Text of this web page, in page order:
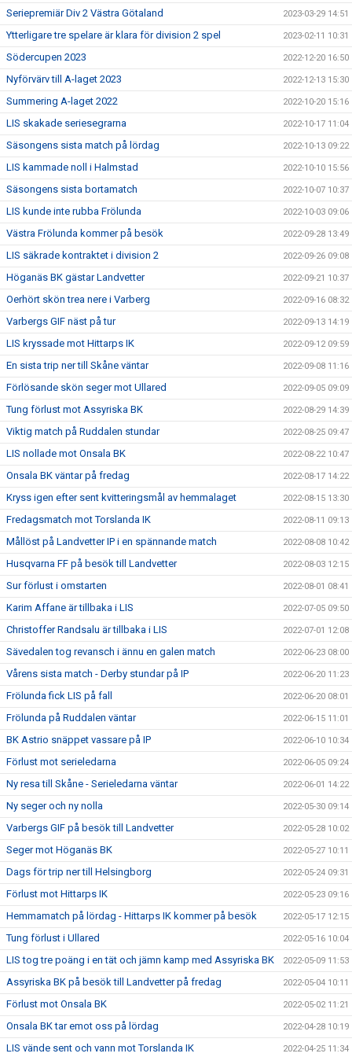
Seriepremiär Div 2 Västra Götaland 2023-03-29 14:51
Ytterligare tre spelare är klara för division 2 spel 2023-02-11 10:31
Södercupen 2023 2022-12-20 16:50
Nyförvärv till A-laget 2023 2022-12-13 15:30
Summering A-laget 2022 2022-10-20 15:16
LIS skakade seriesegrarna 2022-10-17 11:04
Säsongens sista match på lördag 2022-10-13 09:22
LIS kammade noll i Halmstad 2022-10-10 15:56
Säsongens sista bortamatch 2022-10-07 10:37
LIS kunde inte rubba Frölunda 2022-10-03 09:06
Västra Frölunda kommer på besök 2022-09-28 13:49
LIS säkrade kontraktet i division 2 2022-09-26 09:08
Höganäs BK gästar Landvetter 2022-09-21 10:37
Oerhört skön trea nere i Varberg 2022-09-16 08:32
Varbergs GIF näst på tur 2022-09-13 14:19
LIS kryssade mot Hittarps IK 2022-09-12 09:59
En sista trip ner till Skåne väntar 2022-09-08 11:16
Förlösande skön seger mot Ullared 2022-09-05 09:09
Tung förlust mot Assyriska BK 2022-08-29 14:39
Viktig match på Ruddalen stundar 2022-08-25 09:47
LIS nollade mot Onsala BK 2022-08-22 10:47
Onsala BK väntar på fredag 2022-08-17 14:22
Kryss igen efter sent kvitteringsmål av hemmalaget 2022-08-15 13:30
Fredagsmatch mot Torslanda IK 2022-08-11 09:13
Mållöst på Landvetter IP i en spännande match 2022-08-08 10:42
Husqvarna FF på besök till Landvetter 2022-08-03 12:15
Sur förlust i omstarten 2022-08-01 08:41
Karim Affane är tillbaka i LIS 2022-07-05 09:50
Christoffer Randsalu är tillbaka i LIS 2022-07-01 12:08
Sävedalen tog revansch i ännu en galen match 2022-06-23 08:00
Vårens sista match - Derby stundar på IP 2022-06-20 11:23
Frölunda fick LIS på fall 2022-06-20 08:01
Frölunda på Ruddalen väntar 2022-06-15 11:01
BK Astrio snäppet vassare på IP 2022-06-10 10:34
Förlust mot serieledarna 2022-06-05 09:24
Ny resa till Skåne - Serieledarna väntar 2022-06-01 14:22
Ny seger och ny nolla 2022-05-30 09:14
Varbergs GIF på besök till Landvetter 2022-05-28 10:02
Seger mot Höganäs BK 2022-05-27 10:11
Dags för trip ner till Helsingborg 2022-05-24 09:31
Förlust mot Hittarps IK 2022-05-23 09:16
Hemmamatch på lördag - Hittarps IK kommer på besök 2022-05-17 12:15
Tung förlust i Ullared 2022-05-16 10:04
LIS tog tre poäng i en tät och jämn kamp med Assyriska BK 2022-05-09 11:53
Assyriska BK på besök till Landvetter på fredag 2022-05-04 10:11
Förlust mot Onsala BK 2022-05-02 11:21
Onsala BK tar emot oss på lördag 2022-04-28 10:19
LIS vände sent och vann mot Torslanda IK 2022-04-25 11:34